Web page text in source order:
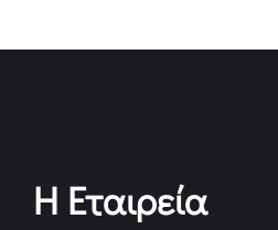
Η Εταιρεία